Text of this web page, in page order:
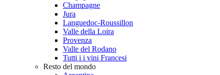
Champagne
Jura
Languedoc-Roussillon
Valle della Loira
Provenza
Valle del Rodano
Tutti i i vini Francesi
Resto del mondo